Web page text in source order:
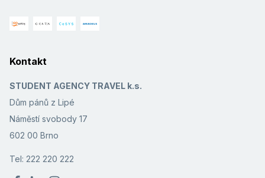
Kontakt
STUDENT AGENCY TRAVEL k.s.
Dům pánů z Lipé
Náměstí svobody 17
602 00 Brno
Tel: 222 220 222